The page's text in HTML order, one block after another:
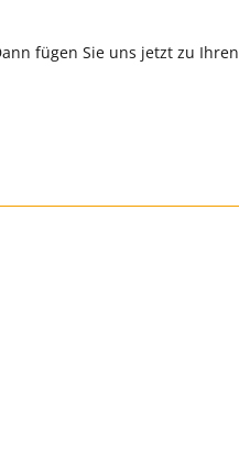
fügen Sie uns jetzt zu Ihren